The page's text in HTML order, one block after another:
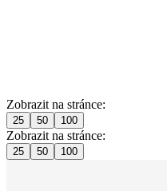
Zobrazit na stránce:
25 50 100
Zobrazit na stránce:
25 50 100